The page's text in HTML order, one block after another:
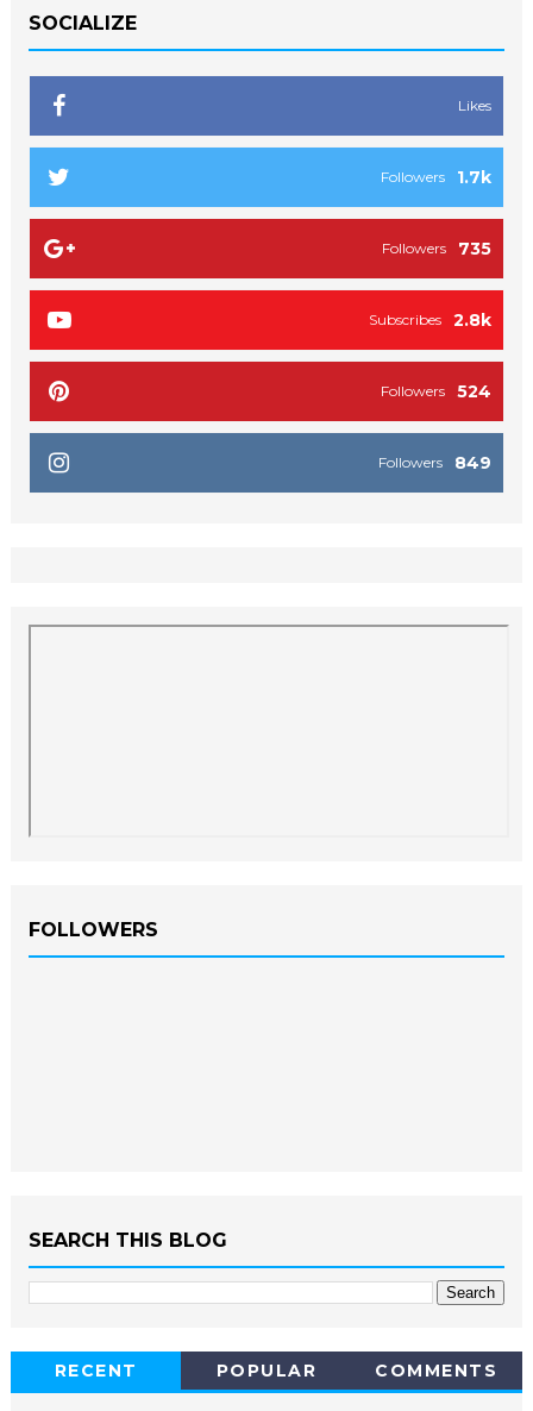
SOCIALIZE
Likes
1.7k
Followers
735
Followers
2.8k
Subscribes
524
Followers
849
Followers
FOLLOWERS
SEARCH THIS BLOG
RECENT POPULAR COMMENTS